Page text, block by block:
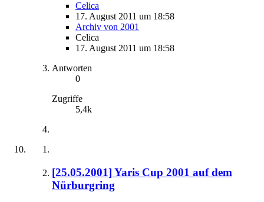
Celica
17. August 2011 um 18:58
Archiv von 2001
Celica
17. August 2011 um 18:58
Antworten
0
Zugriffe
5,4k
[25.05.2001] Yaris Cup 2001 auf dem
Nürburgring